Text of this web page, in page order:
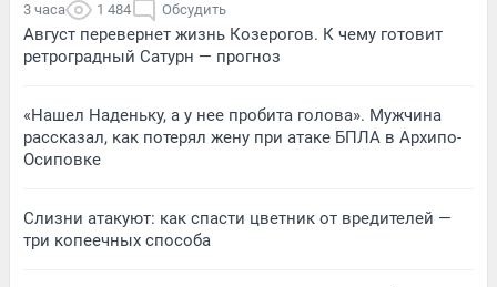
3 часа 1 484 Обсудить
Август перевернет жизнь Козерогов. К чему готовит
ретроградный Сатурн — прогноз
«Нашел Наденьку, а у нее пробита голова». Мужчина
рассказал, как потерял жену при атаке БПЛА в Архипо-
Осиповке
Слизни атакуют: как спасти цветник от вредителей —
три копеечных способа